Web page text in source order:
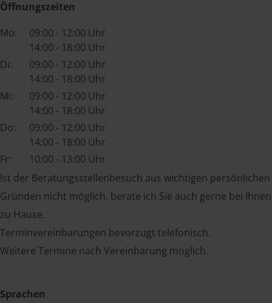
Öffnungszeiten
Mo:
09:00 - 12:00 Uhr
14:00 - 18:00 Uhr
Di:
09:00 - 12:00 Uhr
14:00 - 18:00 Uhr
Mi:
09:00 - 12:00 Uhr
14:00 - 18:00 Uhr
Do:
09:00 - 12:00 Uhr
14:00 - 18:00 Uhr
Fr:
10:00 - 13:00 Uhr
Ist der Beratungsstellenbesuch aus wichtigen persönlichen
Gründen nicht möglich, berate ich Sie auch gerne bei Ihnen
zu Hause.
Terminvereinbarungen bevorzugt telefonisch.
Weitere Termine nach Vereinbarung möglich.
Sprachen